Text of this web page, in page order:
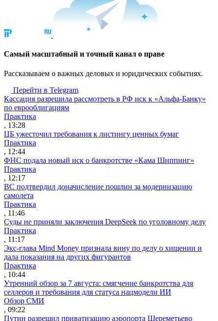
Cамый масштабный и точный канал о праве
Рассказываем о важных деловых и юридических событиях.
Перейти в Telegram
Кассация разрешила рассмотреть в РФ иск к «Альфа-Банку»
по еврооблигациям
Практика
, 13:28
ЦБ ужесточил требования к листингу ценных бумаг
Практика
, 12:44
ФНС подала новый иск о банкротстве «Кама Шиппинг»
Практика
, 12:17
ВС подтвердил доначисление пошлин за модернизацию
самолета
Практика
, 11:46
Суды не приняли заключения DeepSeek по уголовному делу
Практика
, 11:17
Экс-глава Mind Money признала вину по делу о хищении и
дала показания на других фигурантов
Практика
, 10:44
Утренний обзор за 7 августа: смягчение банкротства для
селлеров и требования для статуса нацмодели ИИ
Обзор СМИ
, 09:22
Путин разрешил приватизацию аэропорта Шереметьево